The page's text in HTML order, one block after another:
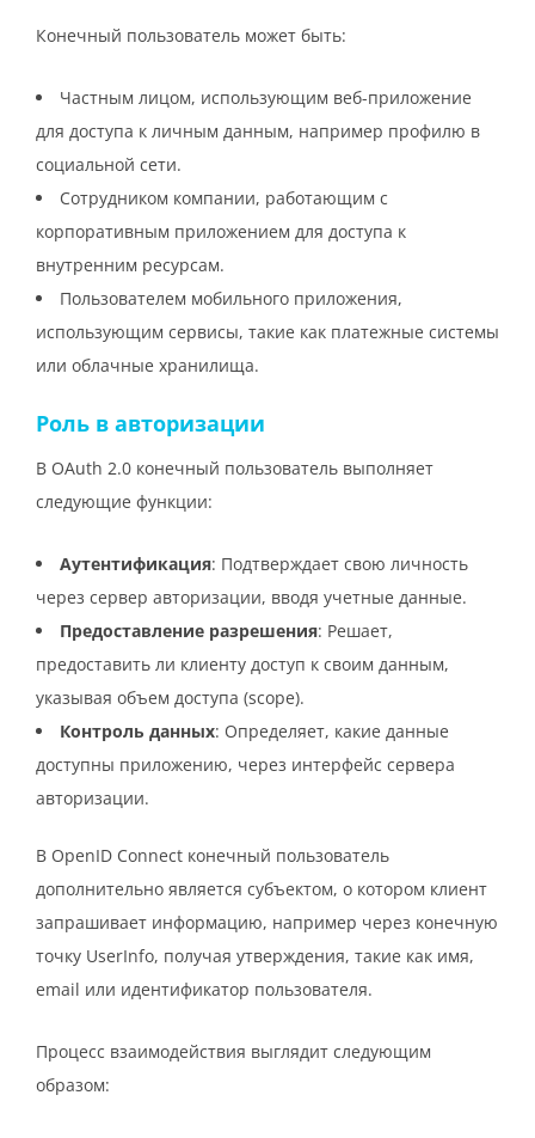
Конечный пользователь может быть:
Частным лицом, использующим веб-приложение
для доступа к личным данным, например профилю в
социальной сети.
Сотрудником компании, работающим с
корпоративным приложением для доступа к
внутренним ресурсам.
Пользователем мобильного приложения,
использующим сервисы, такие как платежные системы
или облачные хранилища.
Роль в авторизации
В OAuth 2.0 конечный пользователь выполняет
следующие функции:
Аутентификация: Подтверждает свою личность
через сервер авторизации, вводя учетные данные.
Предоставление разрешения: Решает,
предоставить ли клиенту доступ к своим данным,
указывая объем доступа (scope).
Контроль данных: Определяет, какие данные
доступны приложению, через интерфейс сервера
авторизации.
В OpenID Connect конечный пользователь
дополнительно является субъектом, о котором клиент
запрашивает информацию, например через конечную
точку UserInfo, получая утверждения, такие как имя,
email или идентификатор пользователя.
Процесс взаимодействия выглядит следующим
образом: